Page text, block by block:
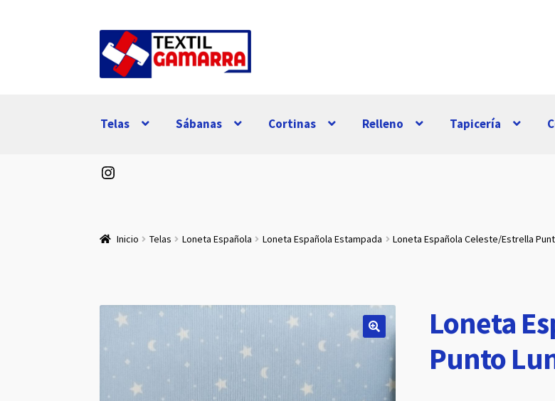
a
al
contenido
Telas Sábanas Cortinas Relleno Tapicería
Instagram
Inicio Telas Loneta Española Loneta Española Estampada Loneta Española Celeste/Estrella
Loneta
Punto